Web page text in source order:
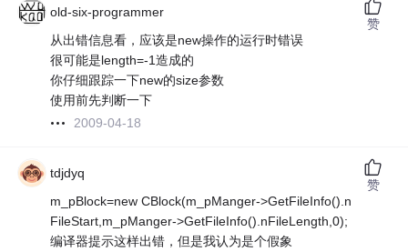
old-six-programmer
从出错信息看，应该是new操作的运行时错误
很可能是length=-1造成的
你仔细跟踪一下new的size参数
使用前先判断一下
2009-04-18
赞
tdjdyq
m_pBlock=new CBlock(m_pManger->GetFileInfo().n
FileStart,m_pManger->GetFileInfo().nFileLength,0);
编译器提示这样出错，但是我认为是个假象
赞